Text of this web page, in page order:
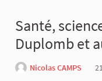
Santé,
Duplomb et
Nicolas CAMPS